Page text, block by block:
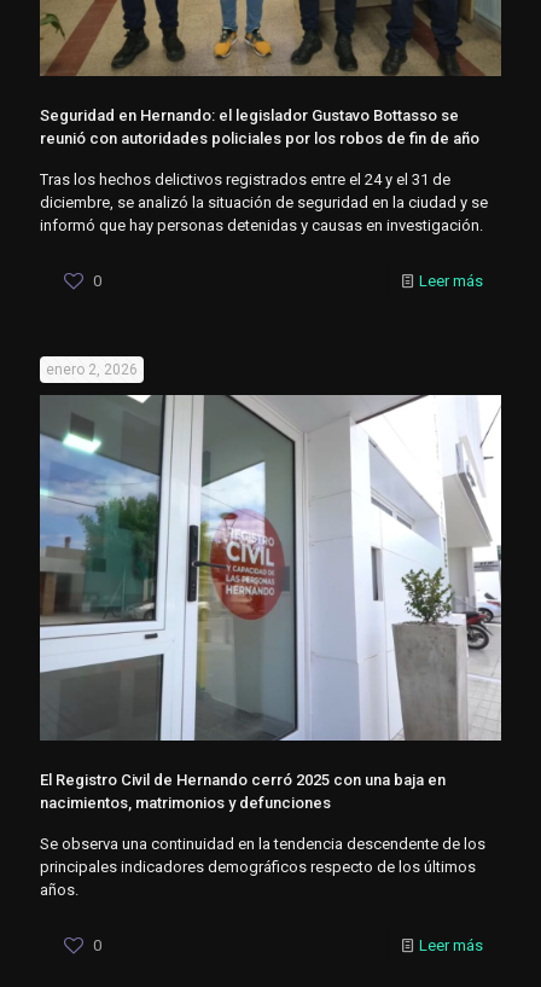
Seguridad en Hernando: el legislador Gustavo Bottasso se
reunió con autoridades policiales por los robos de fin de año
Tras los hechos delictivos registrados entre el 24 y el 31 de
diciembre, se analizó la situación de seguridad en la ciudad y se
informó que hay personas detenidas y causas en investigación.
0 Leer más
enero 2, 2026
El Registro Civil de Hernando cerró 2025 con una baja en
nacimientos, matrimonios y defunciones
Se observa una continuidad en la tendencia descendente de los
principales indicadores demográficos respecto de los últimos
años.
0 Leer más